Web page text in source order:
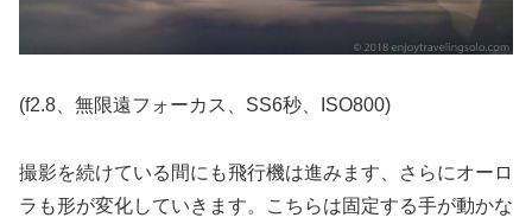
(f2.8、無限遠フォーカス、SS6秒、ISO800)
撮影を続けている間にも飛行機は進みます、さらにオーロ
ラも形が変化していきます。こちらは固定する手が動かな